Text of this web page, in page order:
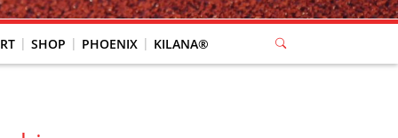
SHOP PHOENIX KILANA®